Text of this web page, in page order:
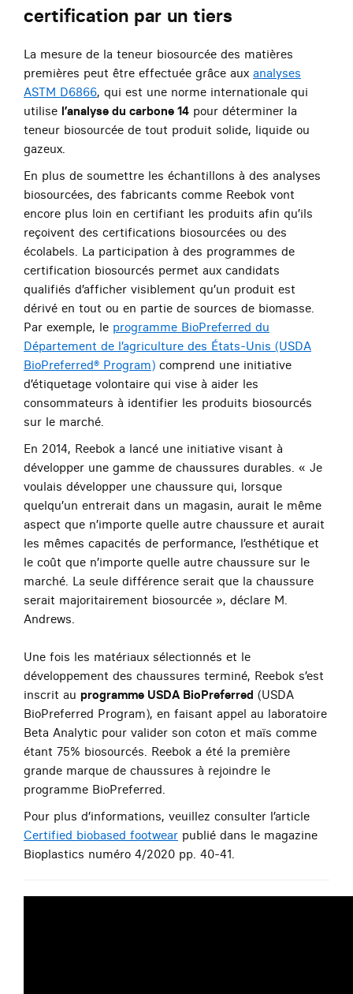
certification par un tiers
La mesure de la teneur biosourcée des matières
premières peut être effectuée grâce aux analyses
ASTM D6866, qui est une norme internationale qui
utilise l’analyse du carbone 14 pour déterminer la
teneur biosourcée de tout produit solide, liquide ou
gazeux.
En plus de soumettre les échantillons à des analyses
biosourcées, des fabricants comme Reebok vont
encore plus loin en certifiant les produits afin qu’ils
reçoivent des certifications biosourcées ou des
écolabels. La participation à des programmes de
certification biosourcés permet aux candidats
qualifiés d’afficher visiblement qu’un produit est
dérivé en tout ou en partie de sources de biomasse.
Par exemple, le programme BioPreferred du
Département de l’agriculture des États-Unis (USDA
BioPreferred® Program) comprend une initiative
d’étiquetage volontaire qui vise à aider les
consommateurs à identifier les produits biosourcés
sur le marché.
En 2014, Reebok a lancé une initiative visant à
développer une gamme de chaussures durables. « Je
voulais développer une chaussure qui, lorsque
quelqu’un entrerait dans un magasin, aurait le même
aspect que n’importe quelle autre chaussure et aurait
les mêmes capacités de performance, l’esthétique et
le coût que n’importe quelle autre chaussure sur le
marché. La seule différence serait que la chaussure
serait majoritairement biosourcée », déclare M.
Andrews.
Une fois les matériaux sélectionnés et le
développement des chaussures terminé, Reebok s’est
inscrit au programme USDA BioPreferred (USDA
BioPreferred Program), en faisant appel au laboratoire
Beta Analytic pour valider son coton et maïs comme
étant 75% biosourcés. Reebok a été la première
grande marque de chaussures à rejoindre le
programme BioPreferred.
Pour plus d’informations, veuillez consulter l’article
Certified biobased footwear publié dans le magazine
Bioplastics numéro 4/2020 pp. 40-41.